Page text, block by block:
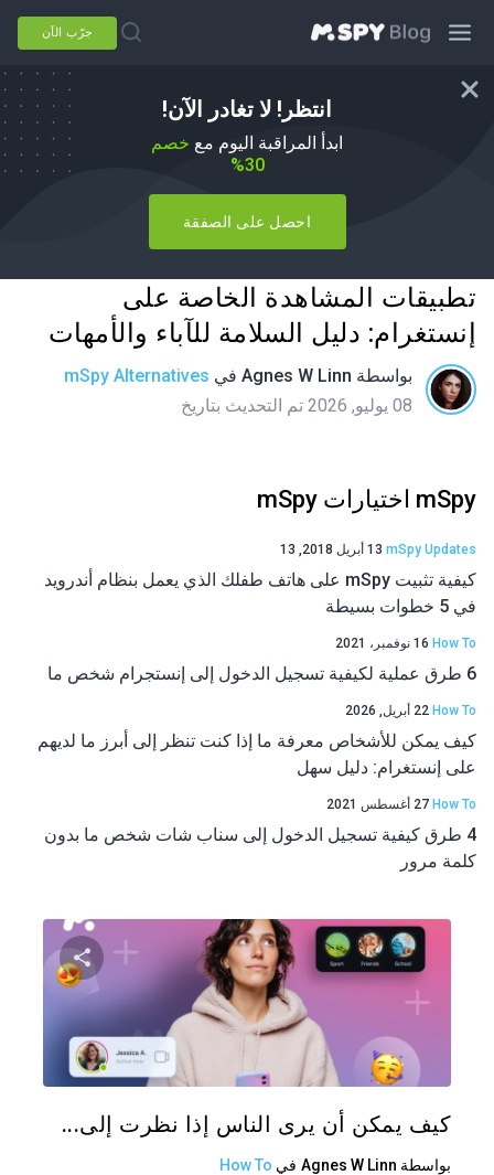
جرّب الآن
انتظر! لا تغادر الآن!
ابدأ المراقبة اليوم مع خصم
30%
احصل على الصفقة
تطبيقات المشاهدة الخاصة على
إنستغرام: دليل السلامة للآباء والأمهات
بواسطة Agnes W Linn في mSpy Alternatives
08 يوليو, 2026 تم التحديث بتاريخ
mSpy اختيارات mSpy
mSpy Updates 13 أبريل 2018, 13
كيفية تثبيت mSpy على هاتف طفلك الذي يعمل بنظام أندرويد
في 5 خطوات بسيطة
How To 16 نوفمبر، 2021
6 طرق عملية لكيفية تسجيل الدخول إلى إنستجرام شخص ما
How To 22 أبريل, 2026
كيف يمكن للأشخاص معرفة ما إذا كنت تنظر إلى أبرز ما لديهم
على إنستغرام: دليل سهل
How To 27 أغسطس 2021
4 طرق كيفية تسجيل الدخول إلى سناب شات شخص ما بدون
كلمة مرور
شارك
كيف يمكن أن يرى الناس إذا نظرت إلى...
بواسطة Agnes W Linn في How To